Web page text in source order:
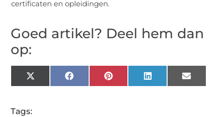
certificaten en opleidingen.
Goed artikel? Deel hem dan
op:
X
(Twitter)
FacebookPinterestLinkedIn Email
Tags: